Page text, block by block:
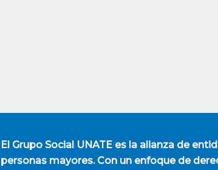
El Grupo Social UNATEes la alianza de
personas mayores. Con un enfoque de